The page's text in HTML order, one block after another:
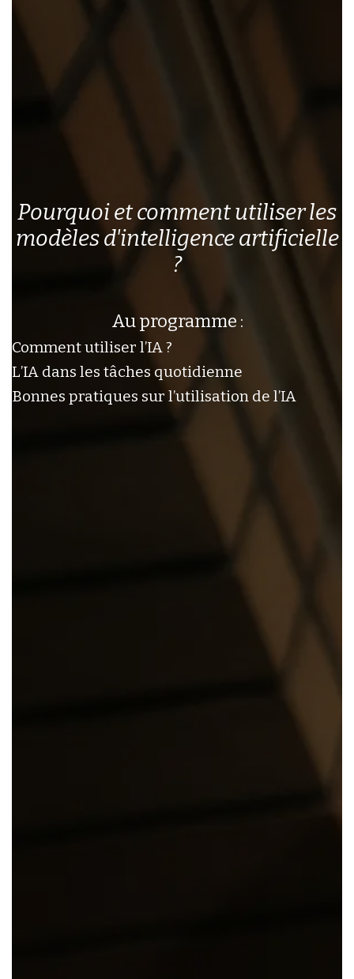
Pourquoi et comment utiliser les
modèles d'intelligence artificielle
?
Au programme :
Comment utiliser l’IA ?
L’IA dans les tâches quotidienne
Bonnes pratiques sur l’utilisation de l’IA